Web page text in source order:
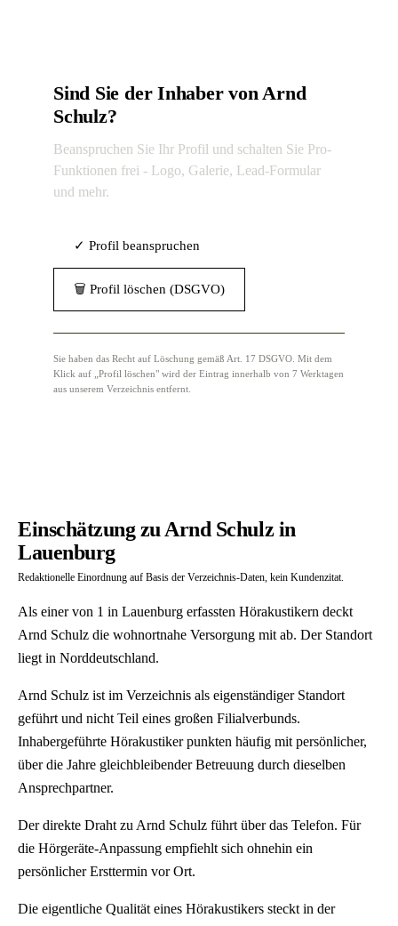
Sind Sie der Inhaber von Arnd
Schulz?
Beanspruchen Sie Ihr Profil und schalten Sie Pro-
Funktionen frei - Logo, Galerie, Lead-Formular
und mehr.
✓ Profil beanspruchen
🗑 Profil löschen (DSGVO)
Sie haben das Recht auf Löschung gemäß Art. 17 DSGVO. Mit dem
Klick auf „Profil löschen" wird der Eintrag innerhalb von 7 Werktagen
aus unserem Verzeichnis entfernt.
Einschätzung zu Arnd Schulz in
Lauenburg
Redaktionelle Einordnung auf Basis der Verzeichnis-Daten, kein Kundenzitat.
Als einer von 1 in Lauenburg erfassten Hörakustikern deckt
Arnd Schulz die wohnortnahe Versorgung mit ab. Der Standort
liegt in Norddeutschland.
Arnd Schulz ist im Verzeichnis als eigenständiger Standort
geführt und nicht Teil eines großen Filialverbunds.
Inhabergeführte Hörakustiker punkten häufig mit persönlicher,
über die Jahre gleichbleibender Betreuung durch dieselben
Ansprechpartner.
Der direkte Draht zu Arnd Schulz führt über das Telefon. Für
die Hörgeräte-Anpassung empfiehlt sich ohnehin ein
persönlicher Ersttermin vor Ort.
Die eigentliche Qualität eines Hörakustikers steckt in der